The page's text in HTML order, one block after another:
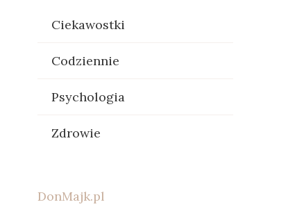
Ciekawostki
Codziennie
Psychologia
Zdrowie
DonMajk.pl